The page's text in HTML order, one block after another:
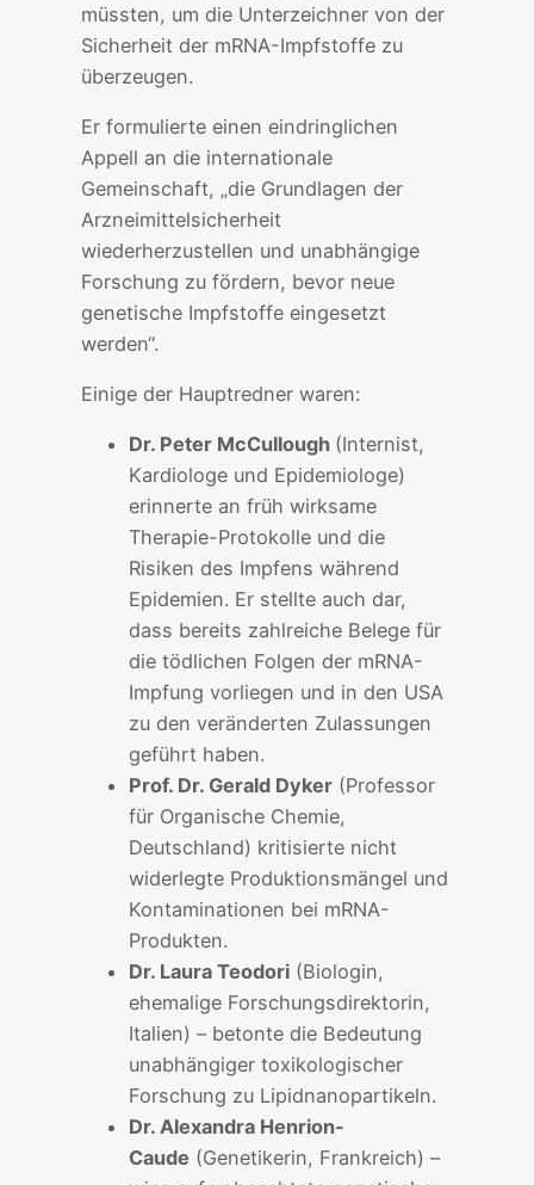
müssten, um die Unterzeichner von der
Sicherheit der mRNA-Impfstoffe zu
überzeugen.
Er formulierte einen eindringlichen
Appell an die internationale
Gemeinschaft, „die Grundlagen der
Arzneimittelsicherheit
wiederherzustellen und unabhängige
Forschung zu fördern, bevor neue
genetische Impfstoffe eingesetzt
werden“.
Einige der Hauptredner waren:
Dr. Peter McCullough (Internist,
Kardiologe und Epidemiologe)
erinnerte an früh wirksame
Therapie-Protokolle und die
Risiken des Impfens während
Epidemien. Er stellte auch dar,
dass bereits zahlreiche Belege für
die tödlichen Folgen der mRNA-
Impfung vorliegen und in den USA
zu den veränderten Zulassungen
geführt haben.
Prof. Dr. Gerald Dyker (Professor
für Organische Chemie,
Deutschland) kritisierte nicht
widerlegte Produktionsmängel und
Kontaminationen bei mRNA-
Produkten.
Dr. Laura Teodori (Biologin,
ehemalige Forschungsdirektorin,
Italien) – betonte die Bedeutung
unabhängiger toxikologischer
Forschung zu Lipidnanopartikeln.
Dr. Alexandra Henrion-
Caude (Genetikerin, Frankreich) –